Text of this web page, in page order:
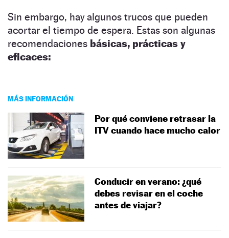
Sin embargo, hay algunos trucos que pueden
acortar el tiempo de espera. Estas son algunas
recomendaciones básicas, prácticas y
eficaces:
MÁS INFORMACIÓN
Por qué conviene retrasar la
ITV cuando hace mucho calor
Conducir en verano: ¿qué
debes revisar en el coche
antes de viajar?